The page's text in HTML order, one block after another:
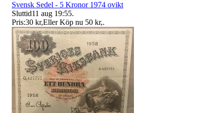
Svensk Sedel - 5 Kronor 1974 ovikt
Sluttid11 aug 19:55.
Pris:30 kr,Eller Köp nu 50 kr,.